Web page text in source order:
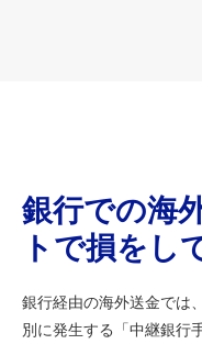
銀行での海
トで損をし
銀行経由の海外送金では
別に発生する「中継銀行